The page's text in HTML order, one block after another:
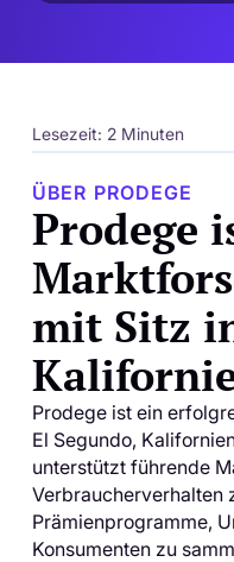
Lesezeit: 2 Minuten
ÜBER PRODEGE
Prodege
mit Sitz
Prodege ist ein
El Segundo,
unterstützt führende
Verbraucherverhalten
Prämienprogramme,
Konsumenten zu